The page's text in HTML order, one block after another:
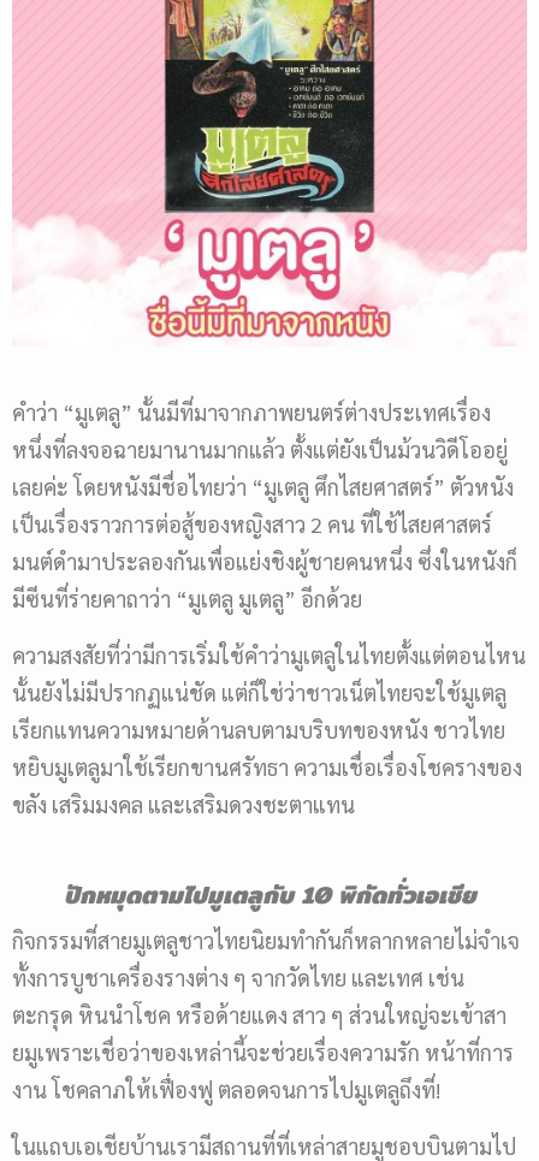
คำว่า “มูเตลู” นั้นมีที่มาจากภาพยนตร์ต่างประเทศเรื่อง
หนึ่งที่ลงจอฉายมานานมากแล้ว ตั้งแต่ยังเป็นม้วนวิดีโออยู่
เลยค่ะ โดยหนังมีชื่อไทยว่า “มูเตลู ศึกไสยศาสตร์” ตัวหนัง
เป็นเรื่องราวการต่อสู้ของหญิงสาว 2 คน ที่ใช้ไสยศาสตร์
มนต์ดำมาประลองกันเพื่อแย่งชิงผู้ชายคนหนึ่ง ซึ่งในหนังก็
มีซีนที่ร่ายคาถาว่า “มูเตลู มูเตลู” อีกด้วย
ความสงสัยที่ว่ามีการเริ่มใช้คำว่ามูเตลูในไทยตั้งแต่ตอนไหน
นั้นยังไม่มีปรากฏแน่ชัด แต่ก็ใช่ว่าชาวเน็ตไทยจะใช้มูเตลู
เรียกแทนความหมายด้านลบตามบริบทของหนัง ชาวไทย
หยิบมูเตลูมาใช้เรียกขานศรัทธา ความเชื่อเรื่องโชครางของ
ขลัง เสริมมงคล และเสริมดวงชะตาแทน
ปักหมุดตามไปมูเตลูกับ10 พิกัดทั่วเอเชีย
กิจกรรมที่สายมูเตลูชาวไทยนิยมทำกันก็หลากหลายไม่จำเจ
ทั้งการบูชาเครื่องรางต่าง ๆ จากวัดไทย และเทศ เช่น
ตะกรุด หินนำโชค หรือด้ายแดง สาว ๆ ส่วนใหญ่จะเข้าสา
ยมูเพราะเชื่อว่าของเหล่านี้จะช่วยเรื่องความรัก หน้าที่การ
งาน โชคลาภให้เฟื่องฟู ตลอดจนการไปมูเตลูถึงที่!
ในแถบเอเชียบ้านเรามีสถานที่ที่เหล่าสายมูชอบบินตามไป